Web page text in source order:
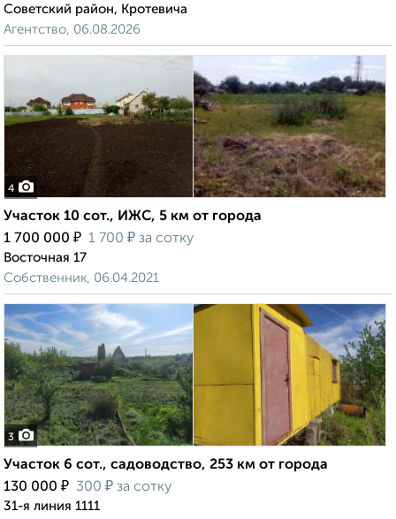
Советский район, Кротевича
Агентство, 06.08.2026
4
Участок 10 сот., ИЖС, 5 км от города
1 700 000 ₽ 1 700 ₽ за сотку
Восточная 17
Собственник, 06.04.2021
3
Участок 6 сот., садоводство, 253 км от города
130 000 ₽ 300 ₽ за сотку
31-я линия 1111